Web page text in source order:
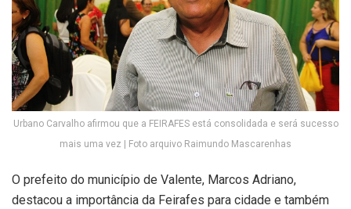
Urbano Carvalho afirmou que a FEIRAFES está consolidada e será sucesso
mais uma vez | Foto arquivo Raimundo Mascarenhas
O prefeito do município de Valente, Marcos Adriano,
destacou a importância da Feirafes para cidade e também